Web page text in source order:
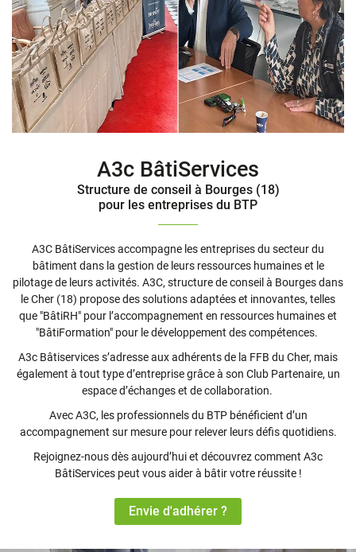
A3c BâtiServices
Structure de conseil à Bourges (18)
pour les entreprises du BTP
A3C BâtiServices accompagne les entreprises du secteur du
bâtiment dans la gestion de leurs ressources humaines et le
pilotage de leurs activités. A3C, structure de conseil à Bourges dans
le Cher (18) propose des solutions adaptées et innovantes, telles
que "BâtiRH" pour l’accompagnement en ressources humaines et
"BâtiFormation" pour le développement des compétences.
A3c Bâtiservices s’adresse aux adhérents de la FFB du Cher, mais
également à tout type d’entreprise grâce à son Club Partenaire, un
espace d’échanges et de collaboration.
Avec A3C, les professionnels du BTP bénéficient d’un
accompagnement sur mesure pour relever leurs défis quotidiens.
Rejoignez-nous dès aujourd’hui et découvrez comment A3c
BâtiServices peut vous aider à bâtir votre réussite !
Envie d'adhérer ?